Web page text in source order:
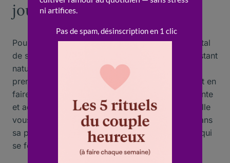
jour sans en faire trop
Pour
avec succès avec une fille, il est capital
de se présenter sous son meilleur jour tout en restant
naturel. Les
apprécient les hommes qui
prennent soin de leur apparence sans pour autant en
faire trop. Pour cela, optez pour une tenue élégante
et adaptée à la situation, mais surtout dans laquelle
vous vous sentez à l’aise. Unhomme
confiant dans
sa peau sera toujours plus attirant qu’un homme qui
se force à suivre les dernières tendances.